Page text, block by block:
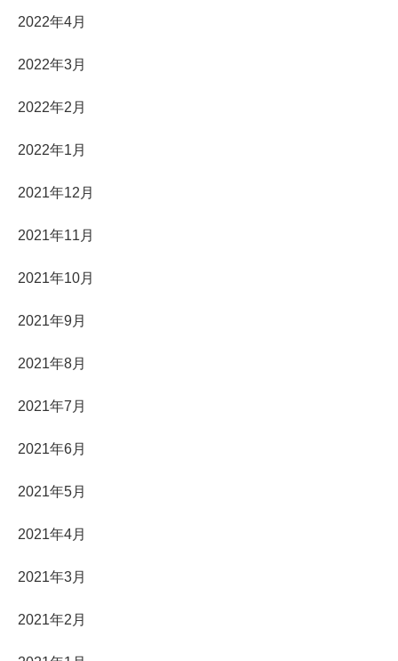
2022年4月
2022年3月
2022年2月
2022年1月
2021年12月
2021年11月
2021年10月
2021年9月
2021年8月
2021年7月
2021年6月
2021年5月
2021年4月
2021年3月
2021年2月